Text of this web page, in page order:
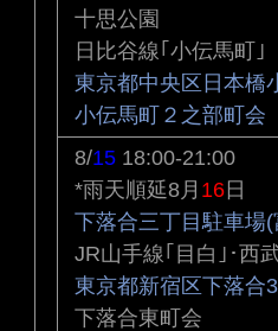
十思公園
日比谷線｢小伝馬町｣
東京都中央区日本橋
小伝馬町２之部町会
8/15 18:00-21:00
*雨天順延8月 16 日
下落合三丁目駐車場
JR山手線｢目白｣･西
東京都新宿区下落合
下落合東町会